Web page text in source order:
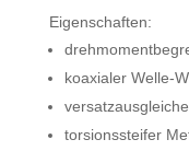
Eigenschaften:
koaxialer Welle-
torsionssteifer